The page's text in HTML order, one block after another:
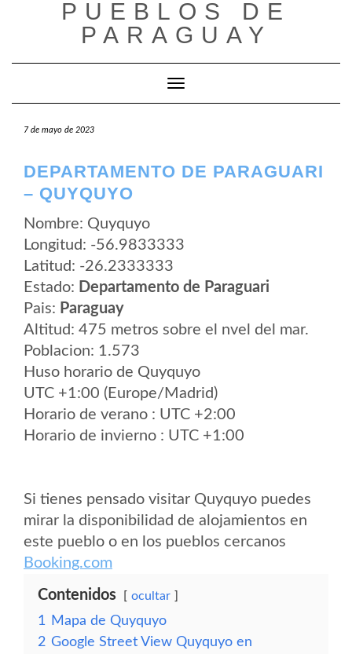
PUEBLOS DE
PARAGUAY
Cambiar modo de navegación
7 de mayo de 2023
DEPARTAMENTO DE PARAGUARI
– QUYQUYO
Nombre: Quyquyo
Longitud: -56.9833333
Latitud: -26.2333333
Estado: Departamento de Paraguari
Pais: Paraguay
Altitud: 475 metros sobre el nvel del mar.
Poblacion: 1.573
Huso horario de Quyquyo
UTC +1:00 (Europe/Madrid)
Horario de verano : UTC +2:00
Horario de invierno : UTC +1:00
Si tienes pensado visitar Quyquyo puedes
mirar la disponibilidad de alojamientos en
este pueblo o en los pueblos cercanos
Booking.com
Contenidos ocultar
1
Mapa de Quyquyo
2 Google Street View Quyquyo en